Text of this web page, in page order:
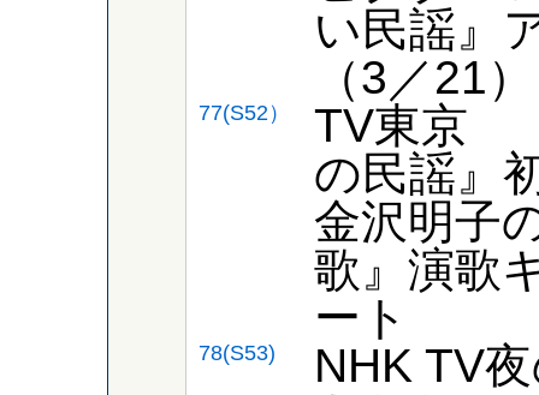
い民謡』
（3／21）
77(S52）
TV東京
の民謡』
金沢明子
歌』演歌
ート
78(S53)
NHK TV